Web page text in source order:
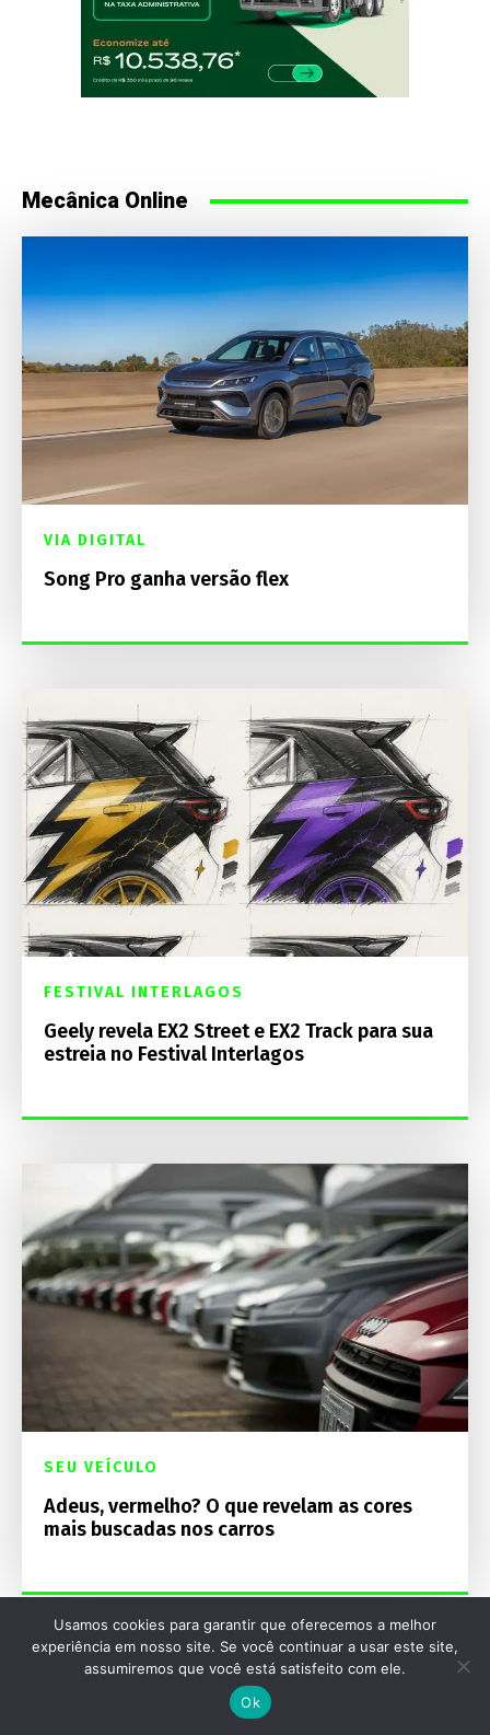
Mecânica Online
VIA DIGITAL
Song Pro ganha versão flex
FESTIVAL INTERLAGOS
Geely revela EX2 Street e EX2 Track para sua
estreia no Festival Interlagos
SEU VEÍCULO
Adeus, vermelho? O que revelam as cores
mais buscadas nos carros
Usamos cookies para garantir que oferecemos a melhor
experiência em nosso site. Se você continuar a usar este site,
assumiremos que você está satisfeito com ele.
Ok